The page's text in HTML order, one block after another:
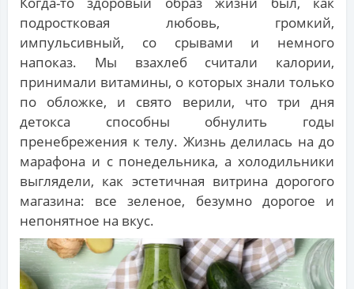
подростковая любовь, громкий,
импульсивный, со срывами и немного
напоказ. Мы взахлеб считали калории,
принимали витамины, о которых знали только
по обложке, и свято верили, что три дня
детокса способны обнулить годы
пренебрежения к телу. Жизнь делилась на до
марафона и с понедельника, а холодильники
выглядели, как эстетичная витрина дорогого
магазина: все зеленое, безумно дорогое и
непонятное на вкус.